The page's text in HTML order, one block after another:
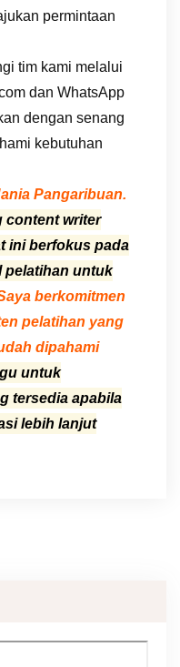
permintaan
tim kami melalui
dan WhatsApp
dengan senang
kebutuhan
Pangaribuan.
content writer
ini berfokus pada
pelatihan untuk
berkomitmen
pelatihan yang
dipahami
untuk
tersedia apabila
lebih lanjut